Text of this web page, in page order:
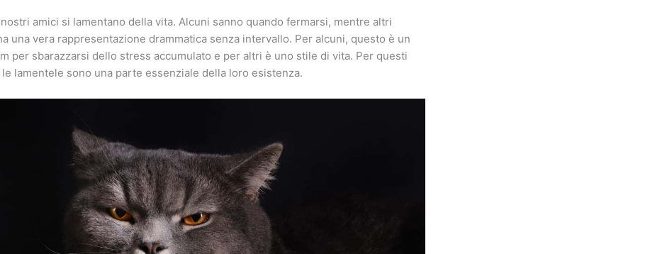
amici si lamentano della vita. Alcuni sanno quando fermarsi, mentre altri
una vera rappresentazione drammatica senza intervallo. Per alcuni, questo è un
per sbarazzarsi dello stress accumulato e per altri è uno stile di vita. Per questi
lamentele sono una parte essenziale della loro esistenza.